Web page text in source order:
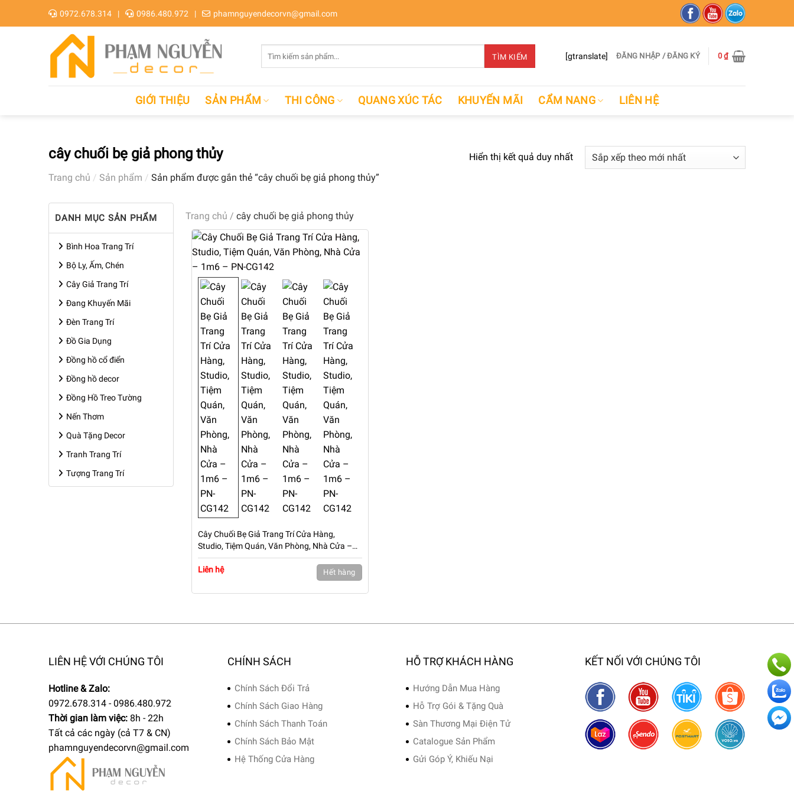
0972.678.314 0986.480.972 phamnguyendecorvn@gmail.com
Tìm
kiếm:
TÌM KIẾM [gtranslate] ĐĂNG NHẬP / ĐĂNG KÝ 0₫
GIỚI THIỆU SẢN PHẨM THI CÔNG QUANG XÚC TÁC KHUYẾN MÃI CẨM NANG LIÊN HỆ
cây chuối bẹ giả phong thủy
Trang chủ / Sản phẩm / Sản phẩm được gắn thẻ “cây chuối bẹ giả phong thủy”
Hiển thị kết quả duy nhất
DANH MỤC SẢN PHẨM
Bình Hoa Trang Trí
Bộ Ly, Ấm, Chén
Cây Giả Trang Trí
Đang Khuyến Mãi
Đèn Trang Trí
Đồ Gia Dụng
Đồng hồ cổ điển
Đồng hồ decor
Đồng Hồ Treo Tường
Nến Thơm
Quà Tặng Decor
Tranh Trang Trí
Tượng Trang Trí
Trang chủ / cây chuối bẹ giả phong thủy
Cây Chuối Bẹ Giả Trang Trí Cửa Hàng,
Studio, Tiệm Quán, Văn Phòng, Nhà Cửa –
1m6 – PN-CG142
Liên hệ
Hết hàng
LIÊN HỆ VỚI CHÚNG TÔI
Hotline & Zalo:
0972.678.314 - 0986.480.972
Thời gian làm việc: 8h - 22h
Tất cả các ngày (cả T7 & CN)
phamnguyendecorvn@gmail.com
CHÍNH SÁCH
Chính Sách Đổi Trả
Chính Sách Giao Hàng
Chính Sách Thanh Toán
Chính Sách Bảo Mật
Hệ Thống Cửa Hàng
HỖ TRỢ KHÁCH HÀNG
Hướng Dẫn Mua Hàng
Hỗ Trợ Gói & Tặng Quà
Sàn Thương Mại Điện Tử
Catalogue Sản Phẩm
Gửi Góp Ý, Khiếu Nại
KẾT NỐI VỚI CHÚNG TÔI